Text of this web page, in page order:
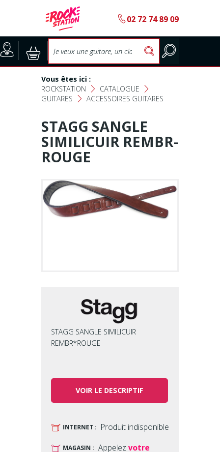
Choisir son instrument
Nos Magasins Rockstation
Guitares
Basses
Batteries & Percussions
Sonorisation & éclairage
Instruments à vent
b 02 72 74 89 09
@ 5 :
Vous êtes ici :
ROCKSTATION F CATALOGUE F
GUITARES F ACCESSOIRES GUITARES
STAGG SANGLE
SIMILICUIR REMBR-
ROUGE
STAGG SANGLE SIMILICUIR
REMBR*ROUGE
VOIR LE DESCRIPTIF
U INTERNET : Produit indisponible
U MAGASIN : Appelez votre